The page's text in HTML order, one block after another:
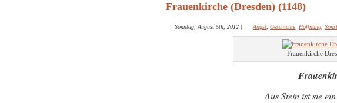
Frauenkirche (Dresden) (1148)
Sonntag, August 5th, 2012 | Angst Geschichte Hoffnung
Frauenkirche
Aus Stein ist sie